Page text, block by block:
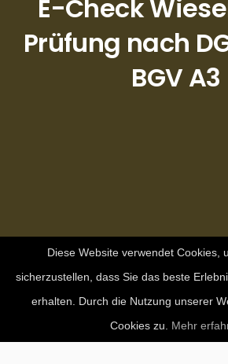
E-Check
Prüfung nach
BGV A3
Diese Website verwendet Cookies,
sicherzustellen, dass Sie das beste
erhalten. Durch die Nutzung unserer
Cookies zu. Mehr